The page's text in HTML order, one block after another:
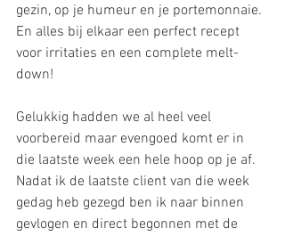
gezin, op je humeur en je portemonnaie.
En alles bij elkaar een perfect recept
voor irritaties en een complete melt-
down!
Gelukkig hadden we al heel veel
voorbereid maar evengoed komt er in
die laatste week een hele hoop op je af.
Nadat ik de laatste client van die week
gedag heb gezegd ben ik naar binnen
gevlogen en direct begonnen met de